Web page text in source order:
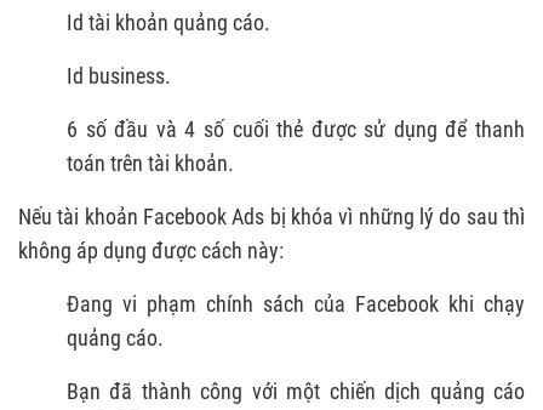
Id tài khoản quảng cáo.
Id business.
6 số đầu và 4 số cuối thẻ được sử dụng để thanh
toán trên tài khoản.
Nếu tài khoản Facebook Ads bị khóa vì những lý do sau thì
không áp dụng được cách này:
Đang vi phạm chính sách của Facebook khi chạy
quảng cáo.
Bạn đã thành công với một chiến dịch quảng cáo